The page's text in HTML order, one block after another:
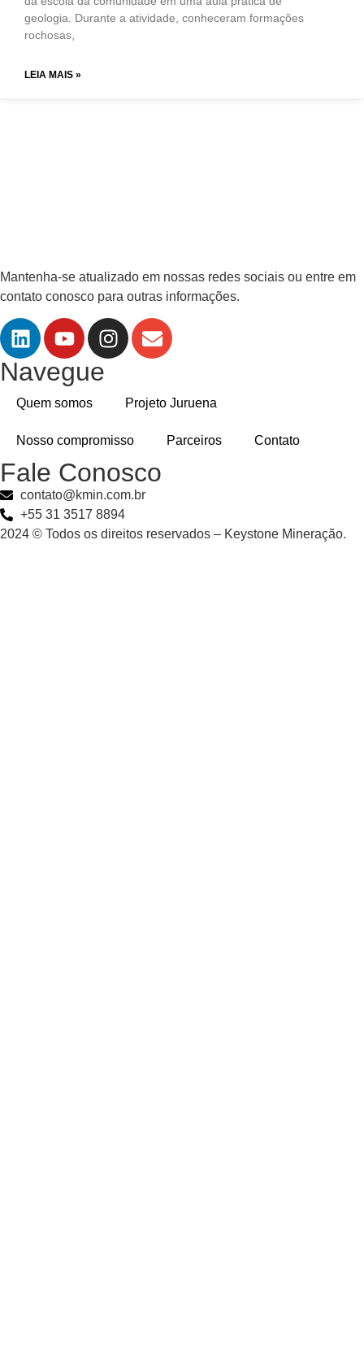
geologia. Durante a atividade, conheceram formações
rochosas,
LEIA MAIS »
Mantenha-se atualizado em nossas redes sociais ou entre em
contato conosco para outras informações.
Navegue
Quem somos Projeto Juruena
Nosso compromisso Parceiros Contato
Fale Conosco
contato@kmin.com.br
+55 31 3517 8894
2024 © Todos os direitos reservados – Keystone Mineração.